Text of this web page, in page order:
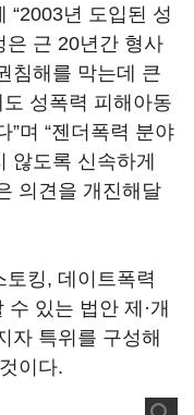
“2003년 도입된 성
은 근 20년간 형사
침해를 막는데 큰
성폭력 피해아동
”며 “젠더폭력 분야
않도록 신속하게
의견을 개진해달
토킹, 데이트폭력
있는 법안 제·개
자 특위를 구성해
이다.